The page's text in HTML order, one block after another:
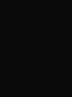
szkła zachowują
kurczą się oraz
wielowarstwowej
oddziaływania
ultrafioletowego oraz